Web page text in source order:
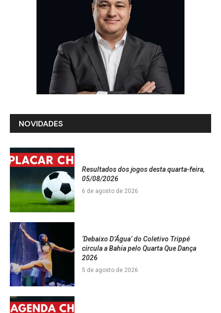
NOVIDADES
Resultados dos jogos desta quarta-feira,
05/08/2026
6 de agosto de 2026
‘Debaixo D’Água’ do Coletivo Trippé
circula a Bahia pelo Quarta Que Dança
2026
5 de agosto de 2026